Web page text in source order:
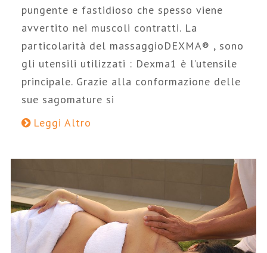
pungente e fastidioso che spesso viene
avvertito nei muscoli contratti. La
particolarità del massaggioDEXMA® , sono
gli utensili utilizzati : Dexma1 è l’utensile
principale. Grazie alla conformazione delle
sue sagomature si
Leggi Altro